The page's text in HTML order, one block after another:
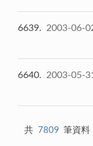
6639 2003-06-
6640 2003-05-31
共 7809 筆資料